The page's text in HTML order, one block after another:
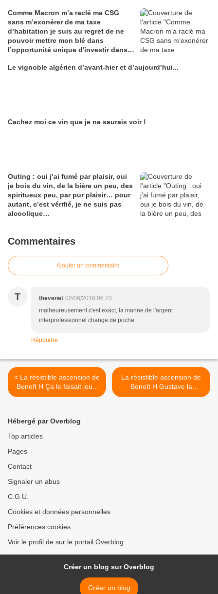
Comme Macron m’a raclé ma CSG
sans m’exonérer de ma taxe
d’habitation je suis au regret de ne
pouvoir mettre mon blé dans
l’opportunité unique d'investir dans
Alain Edouard
Le vignoble algérien d’avant-hier et d’aujourd’hui...
Cachez moi ce vin que je ne saurais voir !
Outing : oui j’ai fumé par plaisir, oui
je bois du vin, de la bière un peu, des
spiritueux peu, par pur plaisir… pour
autant, c’est vérifié, je ne suis pas
alcoolique…
Commentaires
Ajouter un commentaire
T thevenet 02/06/2018 06:23
malheureusement c'est exact, la manne de l'argent
interprofessionnel change de poche
Répondre
< La résistible ascension de
Benoît H Ça le faisait jouir,
le maire de Vannes,
gauche, c’était comme si
lui, le bon chrétien qui va à
la messe le dimanche avec
bobonne, les niquait
d’en confesser sa faute.
(108)
La résistible ascension de
Benoît H Gustave la
balance se bâfrait, picolait,
Hébergé par Overblog
Top articles
Pages
Contact
Signaler un abus
C.G.U.
Cookies et données personnelles
Préférences cookies
Voir le profil de sur le portail Overblog
Créer un blog sur Overblog
Créer un blog